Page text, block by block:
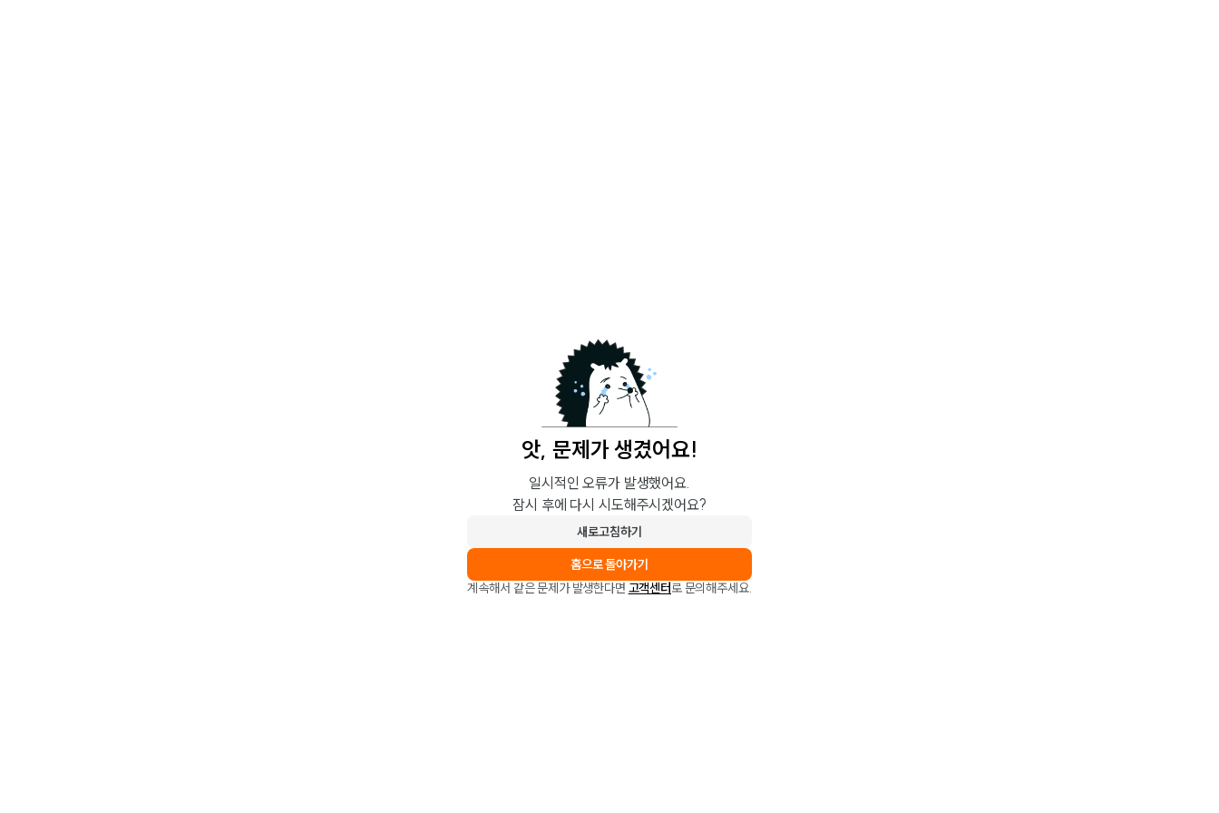
앗, 문제가 생겼어요!
일시적인 오류가 발생했어요.
잠시 후에 다시 시도해주시겠어요?
새로고침하기
홈으로 돌아가기
계속해서 같은 문제가 발생한다면 고객센터로 문의해주세요.